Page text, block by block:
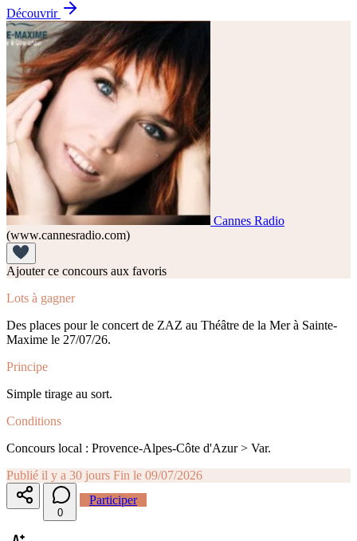
Découvrir
Cannes Radio
(www.cannesradio.com)
Ajouter ce concours aux favoris
Lots à gagner
Des places pour le concert de ZAZ au Théâtre de la Mer à Sainte-
Maxime le 27/07/26.
Principe
Simple tirage au sort.
Conditions
Concours local : Provence-Alpes-Côte d'Azur > Var.
Publié il y a 30 jours Fin le 09/07/2026
0
Participer